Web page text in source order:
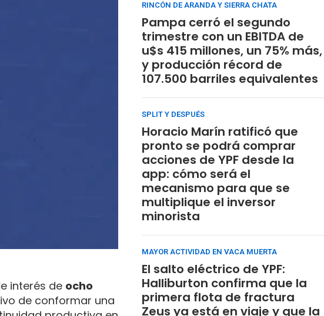
interés de ocho
de conformar una
RINCÓN DE ARANDA Y SIERRA CHATA
Pampa cerró el segundo
trimestre con un EBITDA de
u$s 415 millones, un 75% más,
y producción récord de
107.500 barriles equivalentes
SPLIT Y DESPUÉS
Horacio Marín ratificó que
pronto se podrá comprar
acciones de YPF desde la
app: cómo será el
mecanismo para que se
multiplique el inversor
minorista
MAYOR ACTIVIDAD EN VACA MUERTA
El salto eléctrico de YPF:
Halliburton confirma que la
primera flota de fractura
Zeus ya está en viaje y que la